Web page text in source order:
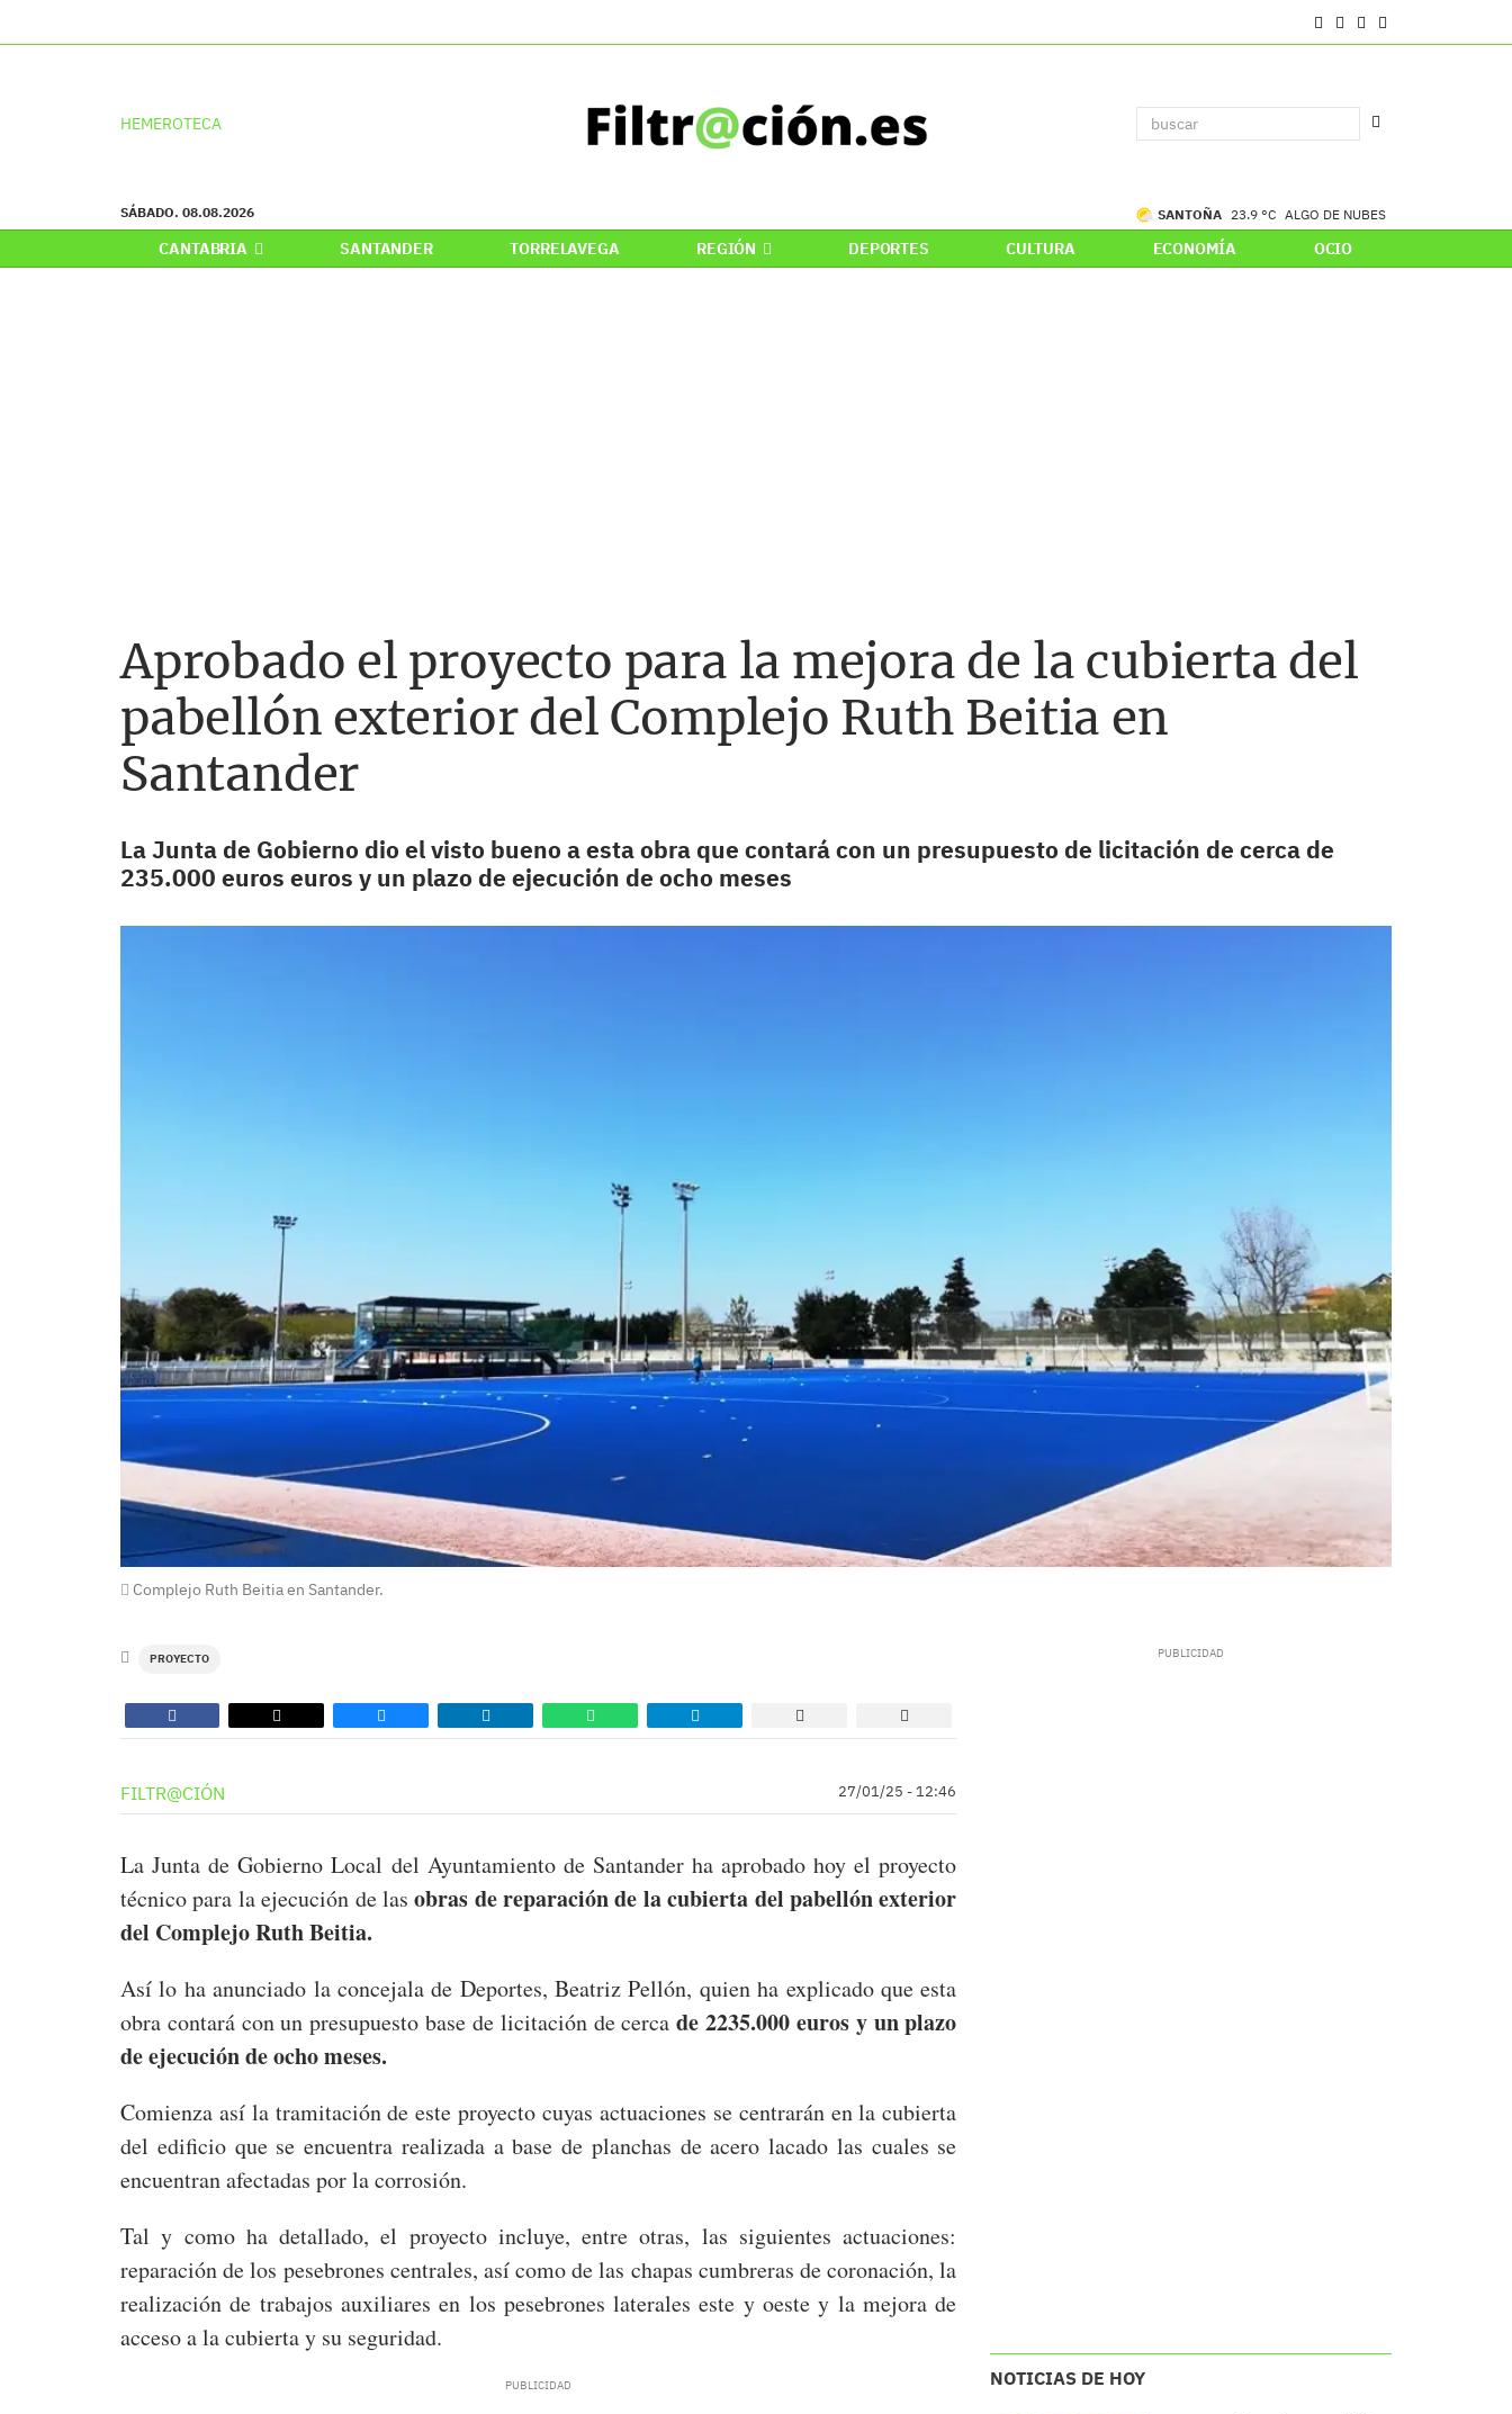
HEMEROTECA
SÁBADO. 08.08.2026 SANTOÑA 23.9 °C ALGO DE NUBES
CANTABRIA SANTANDER TORRELAVEGA REGIÓN DEPORTES CULTURA ECONOMÍA OCIO
Aprobado el proyecto para la mejora de la cubierta del
pabellón exterior del Complejo Ruth Beitia en
Santander
La Junta de Gobierno dio el visto bueno a esta obra que contará con un presupuesto de licitación de cerca de
235.000 euros euros y un plazo de ejecución de ocho meses
Complejo Ruth Beitia en Santander.
PROYECTO
FILTR@CIÓN 27/01/25 - 12:46
La Junta de Gobierno Local del Ayuntamiento de Santander ha aprobado hoy el proyecto
técnico para la ejecución de lasobras de reparación de la cubierta del pabellón exterior
del Complejo Ruth Beitia.
Así lo ha anunciado la concejala de Deportes, Beatriz Pellón, quien ha explicado que esta
obra contará con un presupuesto base de licitación de cercade 2235.000 euros y un plazo
de ejecución de ocho meses.
Comienza así la tramitación de este proyecto cuyas actuaciones se centrarán en la cubierta
del edificio que se encuentra realizada a base de planchas de acero lacado las cuales se
encuentran afectadas por la corrosión.
Tal y como ha detallado, el proyecto incluye, entre otras, las siguientes actuaciones:
reparación de los pesebrones centrales, así como de las chapas cumbreras de coronación, la
realización de trabajos auxiliares en los pesebrones laterales este y oeste y la mejora de
acceso a la cubierta y su seguridad.
NOTICIAS DE HOY